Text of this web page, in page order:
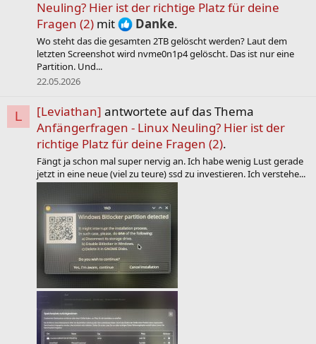
Neuling? Hier ist der richtige Platz für deine
Fragen (2) mit Danke.
Wo steht das die gesamten 2TB gelöscht werden? Laut dem
letzten Screenshot wird nvme0n1p4 gelöscht. Das ist nur eine
Partition. Und...
22.05.2026
L [Leviathan] antwortete auf das Thema
Anfängerfragen - Linux Neuling? Hier ist der
richtige Platz für deine Fragen (2).
Fängt ja schon mal super nervig an. Ich habe wenig Lust gerade
jetzt in eine neue (viel zu teure) ssd zu investieren. Ich verstehe...